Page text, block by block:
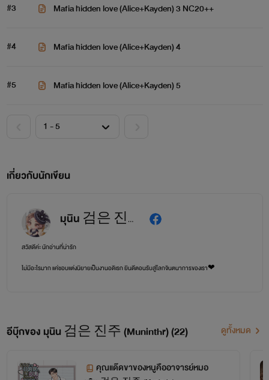
#3 Mafia hidden love (Alice+Kayden) 3 NC20++
#4 Mafia hidden love (Alice+Kayden) 4
#5 Mafia hidden love (Alice+Kayden) 5
เกี่ยวกับนักเขียน
มุนิน 검은 진주 (Muninthr)
สวัสดีค่ะ นักอ่านที่น่ารัก
ไม่มีอะไรมาก แค่ชอบแต่งนิยายเป็นงานอดิเรก ยินดีตอนรับสู่โลกจินตนาการของเรา❤
สารจากนักเขียน 검은 진주🖤 (Muninthr)
หากพบการก๊อปหรือดัดแปลงนิยายจะถือว่าเป็นการละเมิดทรัพย์สินทางปัญญา ทางผู้เขียนจะดำเนิน
อีบุ๊กของ มุนิน 검은 진주 (Muninthr) (22) ดูทั้งหมด
คุณแด๊ดขาของหนูคืออาจารย์หมอ